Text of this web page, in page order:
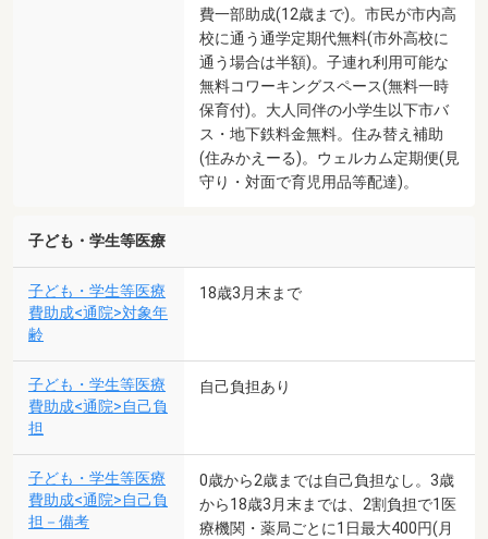
費一部助成(12歳まで)。市民が市内高
校に通う通学定期代無料(市外高校に
通う場合は半額)。子連れ利用可能な
無料コワーキングスペース(無料一時
保育付)。大人同伴の小学生以下市バ
ス・地下鉄料金無料。住み替え補助
(住みかえーる)。ウェルカム定期便(見
守り・対面で育児用品等配達)。
子ども・学生等医療
子ども・学生等医療
費助成<通院>対象年
齢
18歳3月末まで
子ども・学生等医療
費助成<通院>自己負
担
自己負担あり
子ども・学生等医療
費助成<通院>自己負
担－備考
0歳から2歳までは自己負担なし。3歳
から18歳3月末までは、2割負担で1医
療機関・薬局ごとに1日最大400円(月